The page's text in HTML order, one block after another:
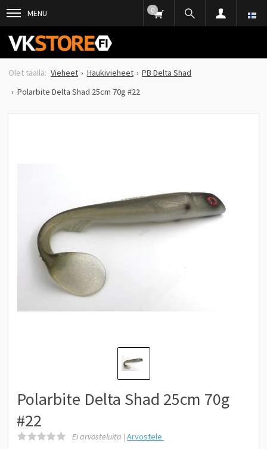
MENU 0
Vieheet Haukivieheet
PB Delta Shad
Polarbite Delta Shad 25cm 70g #22
Polarbite Delta Shad 25cm 70g
#22
Ei arvosteluita |Arvostele